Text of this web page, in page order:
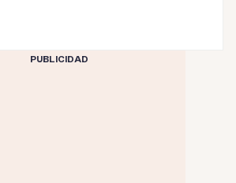
PUBLICIDAD